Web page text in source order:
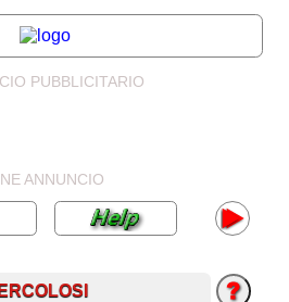
PUBBLICITARIO
ANNUNCIO